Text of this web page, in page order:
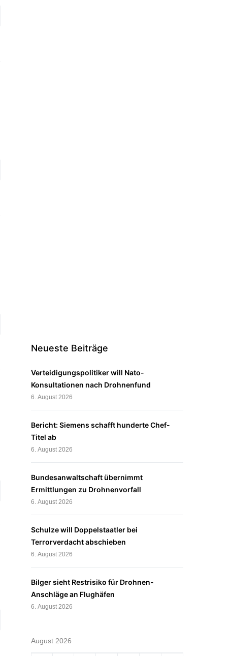
Neueste Beiträge
Verteidigungspolitiker will Nato-
Konsultationen nach Drohnenfund
6. August 2026
Bericht: Siemens schafft hunderte Chef-
Titel ab
6. August 2026
Bundesanwaltschaft übernimmt
Ermittlungen zu Drohnenvorfall
6. August 2026
Schulze will Doppelstaatler bei
Terrorverdacht abschieben
6. August 2026
Bilger sieht Restrisiko für Drohnen-
Anschläge an Flughäfen
6. August 2026
August 2026